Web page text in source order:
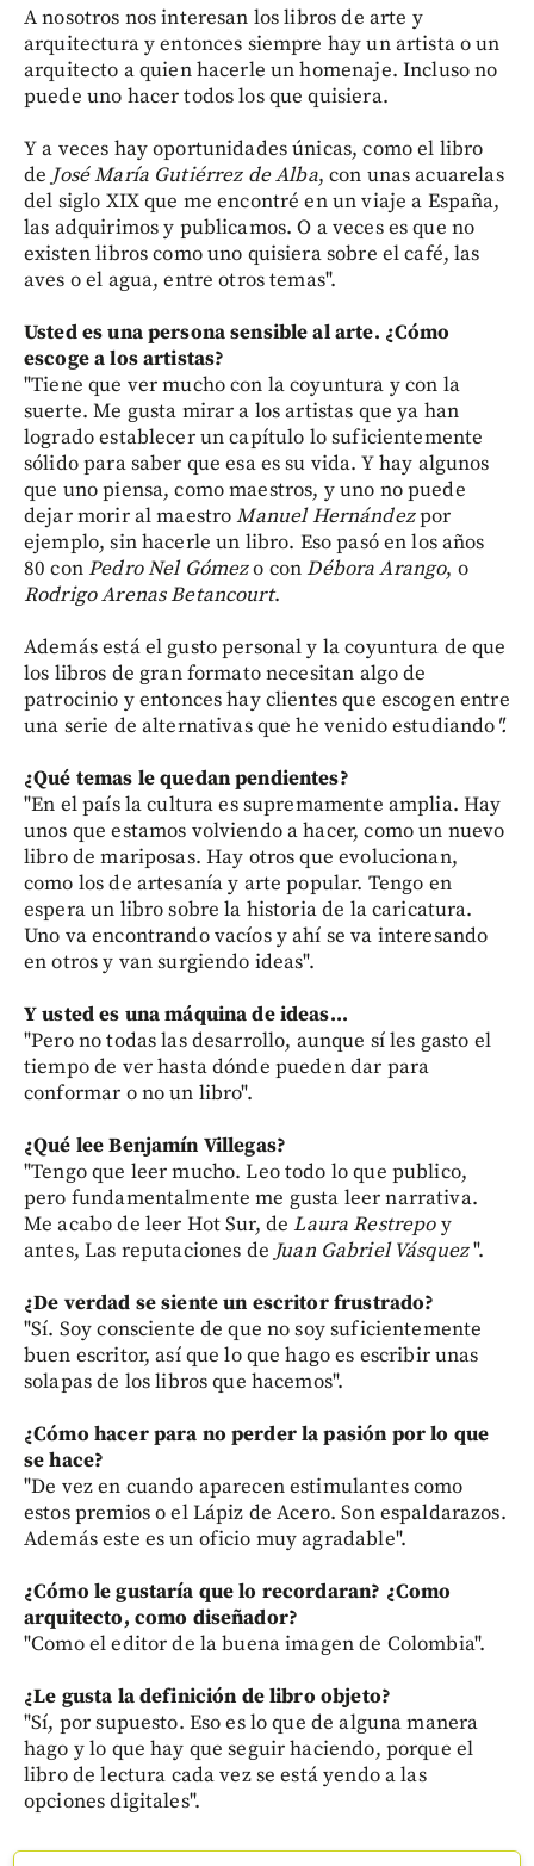
A nosotros nos interesan los libros de arte y
arquitectura y entonces siempre hay un artista o un
arquitecto a quien hacerle un homenaje. Incluso no
puede uno hacer todos los que quisiera.
Y a veces hay oportunidades únicas, como el libro
de José María Gutiérrez de Alba, con unas acuarelas
del siglo XIX que me encontré en un viaje a España,
las adquirimos y publicamos. O a veces es que no
existen libros como uno quisiera sobre el café, las
aves o el agua, entre otros temas".
Usted es una persona sensible al arte. ¿Cómo
escoge a los artistas?
"Tiene que ver mucho con la coyuntura y con la
suerte. Me gusta mirar a los artistas que ya han
logrado establecer un capítulo lo suficientemente
sólido para saber que esa es su vida. Y hay algunos
que uno piensa, como maestros, y uno no puede
dejar morir al maestroManuel Hernándezpor
ejemplo, sin hacerle un libro. Eso pasó en los años
80 conPedro Nel Gómezo conDébora Arango, o
Rodrigo Arenas Betancourt.
Además está el gusto personal y la coyuntura de que
los libros de gran formato necesitan algo de
patrocinio y entonces hay clientes que escogen entre
una serie de alternativas que he venido estudiando".
¿Qué temas le quedan pendientes?
"En el país la cultura es supremamente amplia. Hay
unos que estamos volviendo a hacer, como un nuevo
libro de mariposas. Hay otros que evolucionan,
como los de artesanía y arte popular. Tengo en
espera un libro sobre la historia de la caricatura.
Uno va encontrando vacíos y ahí se va interesando
en otros y van surgiendo ideas".
Y usted es una máquina de ideas...
"Pero no todas las desarrollo, aunque sí les gasto el
tiempo de ver hasta dónde pueden dar para
conformar o no un libro".
¿Qué lee Benjamín Villegas?
"Tengo que leer mucho. Leo todo lo que publico,
pero fundamentalmente me gusta leer narrativa.
Me acabo de leer Hot Sur, deLauraRestrepoy
antes, Las reputaciones de Juan Gabriel Vásquez".
¿De verdad se siente un escritor frustrado?
"Sí. Soy consciente de que no soy suficientemente
buen escritor, así que lo que hago es escribir unas
solapas de los libros que hacemos".
¿Cómo hacer para no perder la pasión por lo que
se hace?
"De vez en cuando aparecen estimulantes como
estos premios o el Lápiz de Acero. Son espaldarazos.
Además este es un oficio muy agradable".
¿Cómo le gustaría que lo recordaran? ¿Como
arquitecto, como diseñador?
"Como el editor de la buena imagen de Colombia".
¿Le gusta la definición de libro objeto?
"Sí, por supuesto. Eso es lo que de alguna manera
hago y lo que hay que seguir haciendo, porque el
libro de lectura cada vez se está yendo a las
opciones digitales".